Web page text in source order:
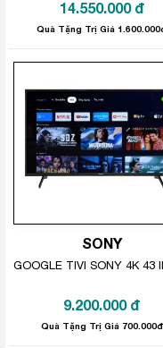
Chế độ bảo
Màn hình Smart
tích hợp công nghệ
gây nên tình trang
sức khỏe người
14.550.000 đ
Quà Tặng Trị Giá
SONY
GOOGLE TIVI SONY 4K 43
9.200.000 đ
Quà Tặng Trị Giá 700.000đ